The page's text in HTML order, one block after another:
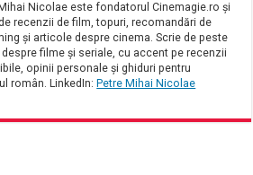
Nicolae este fondatorul Cinemagie.ro și
recenzii de film, topuri, recomandări de
și articole despre cinema. Scrie de peste
despre filme și seriale, cu accent pe recenzii
opinii personale și ghiduri pentru
român. LinkedIn: Petre Mihai Nicolae